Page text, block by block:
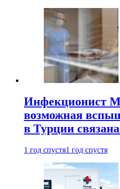
Инфекционист
возможная
в Турции
1 год спустя1 год спустя